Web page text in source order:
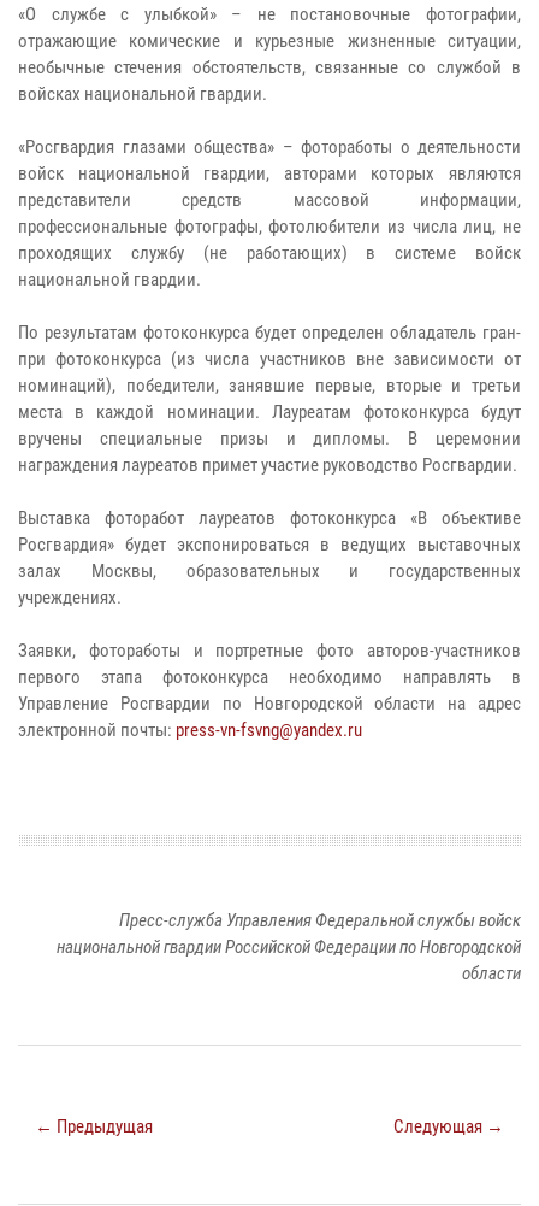
«О службе с улыбкой» – не постановочные фотографии,
отражающие комические и курьезные жизненные ситуации,
необычные стечения обстоятельств, связанные со службой в
войсках национальной гвардии.
«Росгвардия глазами общества» – фотоработы о деятельности
войск национальной гвардии, авторами которых являются
представители средств массовой информации,
профессиональные фотографы, фотолюбители из числа лиц, не
проходящих службу (не работающих) в системе войск
национальной гвардии.
По результатам фотоконкурса будет определен обладатель гран-
при фотоконкурса (из числа участников вне зависимости от
номинаций), победители, занявшие первые, вторые и третьи
места в каждой номинации. Лауреатам фотоконкурса будут
вручены специальные призы и дипломы. В церемонии
награждения лауреатов примет участие руководство Росгвардии.
Выставка фоторабот лауреатов фотоконкурса «В объективе
Росгвардия» будет экспонироваться в ведущих выставочных
залах Москвы, образовательных и государственных
учреждениях.
Заявки, фотоработы и портретные фото авторов-участников
первого этапа фотоконкурса необходимо направлять в
Управление Росгвардии по Новгородской области на адрес
электронной почты: press-vn-fsvng@yandex.ru
Пресс-служба Управления Федеральной службы войск
национальной гвардии Российской Федерации по Новгородской
области
← Предыдущая Следующая →